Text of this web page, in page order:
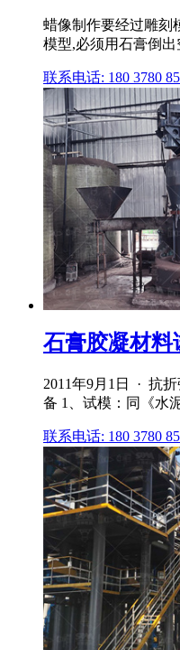
蜡像制作要经过雕刻
模型,必须用石膏倒
联系电话: 180 3780
石膏胶凝材料
2011年9月1日 · 抗
备 1、试模：同《水
联系电话: 180 3780